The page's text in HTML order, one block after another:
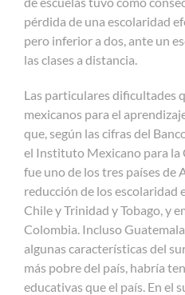
pérdida de una escolaridad
pero inferior a dos, ante un
las clases a distancia.
Las particulares dificultades
mexicanos para el
que, según las cifras del
el Instituto Mexicano para
fue uno de los tres países de
reducción de los escolaridad
Chile y Trinidad y Tobago, y
Colombia. Incluso
algunas características del
más pobre del país, habría
educativas que el país. En el